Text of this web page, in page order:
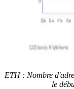
ETH : Nombre
le